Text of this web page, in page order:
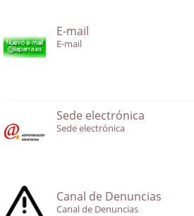
E-mail
E-mail
Sede electrónica
Sede electrónica
Canal de Denuncias
Canal de Denuncias